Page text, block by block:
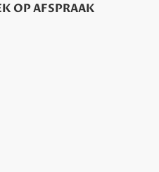
OP AFSPRAAK